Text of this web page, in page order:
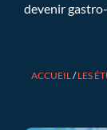
devenir
ACCUEIL/LES